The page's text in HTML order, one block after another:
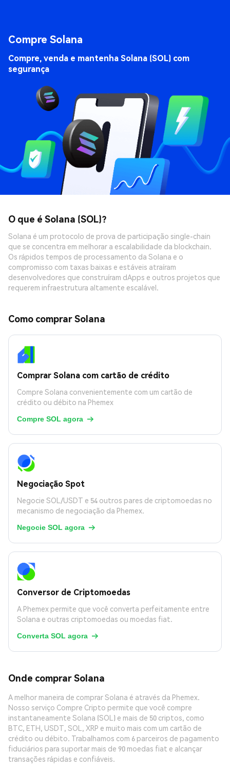
Compre Solana
Compre, venda e mantenha Solana (SOL) com
segurança
O que é Solana (SOL)?
Solana é um protocolo de prova de participação single-chain
que se concentra em melhorar a escalabilidade da blockchain.
Os rápidos tempos de processamento da Solana e o
compromisso com taxas baixas e estáveis atraíram
desenvolvedores que construíram dApps e outros projetos que
requerem infraestrutura altamente escalável.
Como comprar Solana
Comprar Solana com cartão de crédito
Compre Solana convenientemente com um cartão de
crédito ou débito na Phemex
Compre SOL agora 
Negociação Spot
Negocie SOL/USDT e 54 outros pares de criptomoedas no
mecanismo de negociação da Phemex.
Negocie SOL agora 
Conversor de Criptomoedas
A Phemex permite que você converta perfeitamente entre
Solana e outras criptomoedas ou moedas fiat.
Converta SOL agora 
Onde comprar Solana
A melhor maneira de comprar Solana é através da Phemex.
Nosso serviço Compre Cripto permite que você compre
instantaneamente Solana (SOL) e mais de 50 criptos, como
BTC, ETH, USDT, SOL, XRP e muito mais com um cartão de
crédito ou débito. Trabalhamos com 6 parceiros de pagamento
fiduciários para suportar mais de 90 moedas fiat e alcançar
transações rápidas e confiáveis.